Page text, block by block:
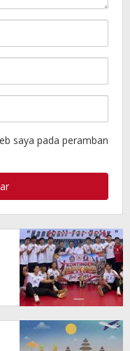
saya pada peramban